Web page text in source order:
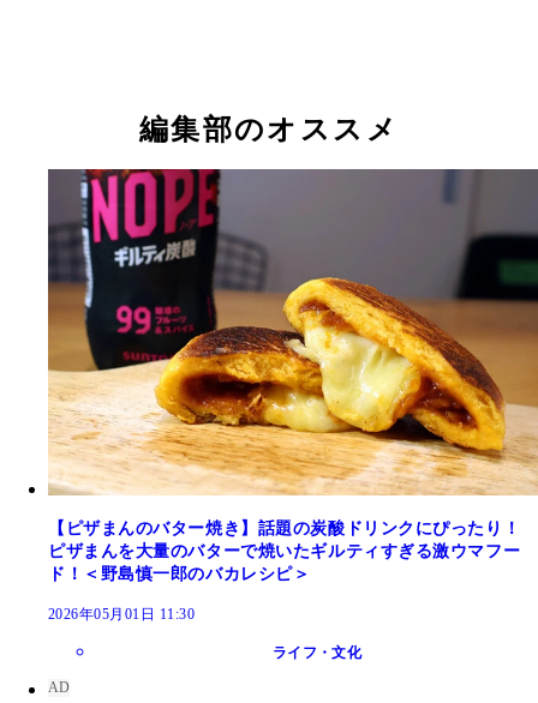
編集部のオススメ
【ピザまんのバター焼き】話題の炭酸ドリンクにぴったり！
ピザまんを大量のバターで焼いたギルティすぎる激ウマフー
ド！＜野島慎一郎のバカレシピ＞
2026年05月01日 11:30
ライフ・文化